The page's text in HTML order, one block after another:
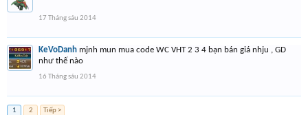
17 Tháng sáu 2014
KeVoDanh mjnh mun mua code WC VHT 2 3 4 bạn bán giá nhju , GD
như thế nào
16 Tháng sáu 2014
1 2 Tiếp >